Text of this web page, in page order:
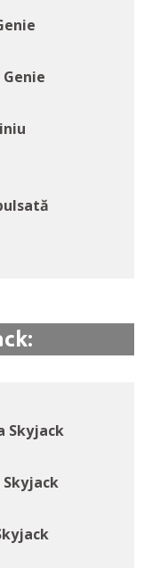
Skyjack